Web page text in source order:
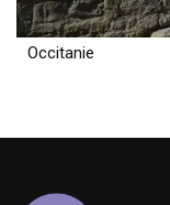
Occitanie